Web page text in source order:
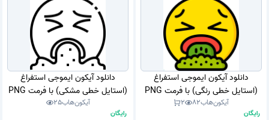
دانلود آیکون ایموجی استفراغ
(استایل خطی رنگی) با فرمت PNG
آیکون‌هاب82
2
رایگان
دانلود آیکون ایموجی استفراغ
(استایل خطی مشکی) با فرمت PNG
آیکون‌هاب25
رایگان